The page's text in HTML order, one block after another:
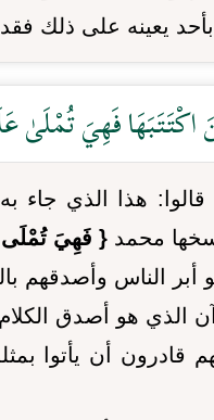
بأحد يعينه على ذلك
اكْتَتَبَهَا فَهِيَ تُمْلَىٰ
قالوا: هذا الذي جاء
محمد { فَهِيَ تُمْلَى
أبر الناس وأصدقهم
الذي هو أصدق
قادرون أن يأتوا